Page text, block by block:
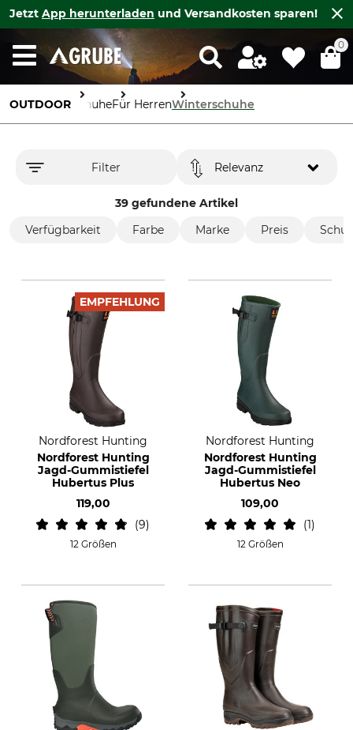
Jetzt App herunterladen und Versandkosten sparen!
0
OUTDOOR SchuheFür HerrenWinterschuhe
Filter
39 gefundene Artikel
Relevanz
Verfügbarkeit Farbe Marke Preis
EMPFEHLUNG
Nordforest Hunting
Nordforest Hunting
Jagd-Gummistiefel
Hubertus Plus
119,00
9
12 Größen
Nordforest Hunting
Nordforest Hunting
Jagd-Gummistiefel
Hubertus Neo
109,00
1
12 Größen